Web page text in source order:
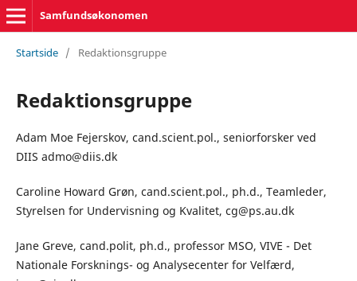
Samfundsøkonomen
Startside / Redaktionsgruppe
Redaktionsgruppe
Adam Moe Fejerskov, cand.scient.pol., seniorforsker ved
DIIS admo@diis.dk
Caroline Howard Grøn, cand.scient.pol., ph.d., Teamleder,
Styrelsen for Undervisning og Kvalitet, cg@ps.au.dk
Jane Greve, cand.polit, ph.d., professor MSO, VIVE - Det
Nationale Forsknings- og Analysecenter for Velfærd,